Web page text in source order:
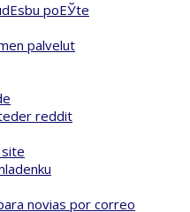
poЕЎte
palvelut
reddit
novias por correo